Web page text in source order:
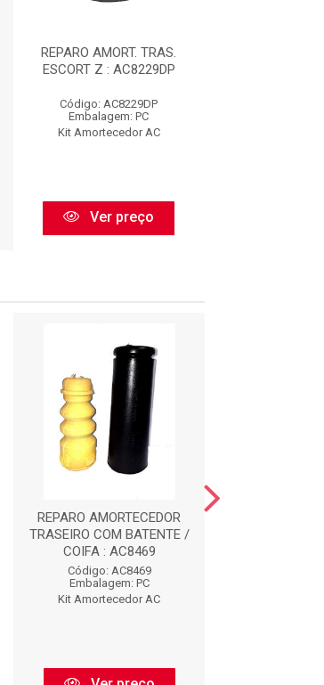
REPARO AMORT. TRAS.
ESCORT Z : AC8229DP
Código: AC8229DP
Embalagem: PC
Kit Amortecedor AC
Ver preço
REPARO AMORTECEDOR
TRASEIRO COM BATENTE /
COIFA : AC8469
Código: AC8469
Embalagem: PC
Kit Amortecedor AC